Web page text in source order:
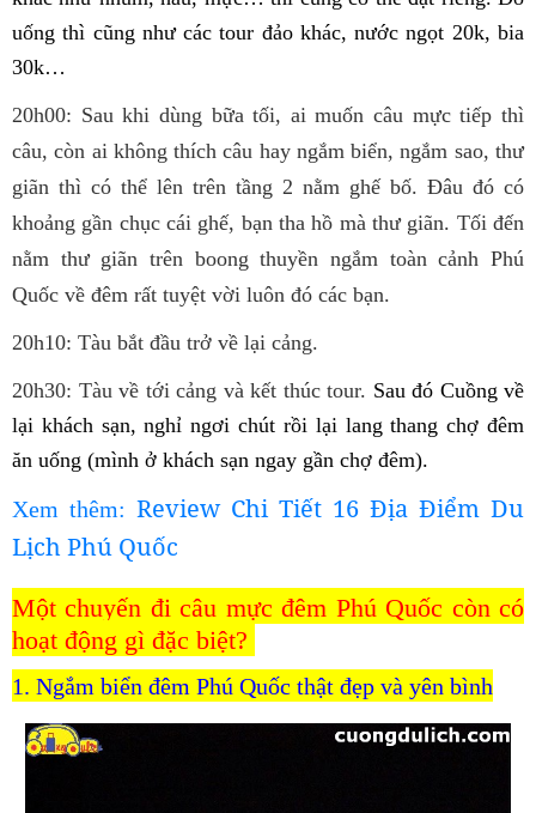
uống thì cũng như các tour đảo khác, nước ngọt 20k, bia
30k…
20h00: Sau khi dùng bữa tối, ai muốn câu mực tiếp thì
câu, còn ai không thích câu hay ngắm biển, ngắm sao, thư
giãn thì có thể lên trên tầng 2 nằm ghế bố. Đâu đó có
khoảng gần chục cái ghế, bạn tha hồ mà thư giãn. Tối đến
nằm thư giãn trên boong thuyền ngắm toàn cảnh Phú
Quốc về đêm rất tuyệt vời luôn đó các bạn.
20h10: Tàu bắt đầu trở về lại cảng.
20h30: Tàu về tới cảng và kết thúc tour. Sau đó Cuồng về
lại khách sạn, nghỉ ngơi chút rồi lại lang thang chợ đêm
ăn uống (mình ở khách sạn ngay gần chợ đêm).
Xem thêm: Review Chi Tiết 16 Địa Điểm Du
Lịch Phú Quốc
Một chuyến đi câu mực đêm Phú Quốc còn có
hoạt động gì đặc biệt?
1. Ngắm biển đêm Phú Quốc thật đẹp và yên bình